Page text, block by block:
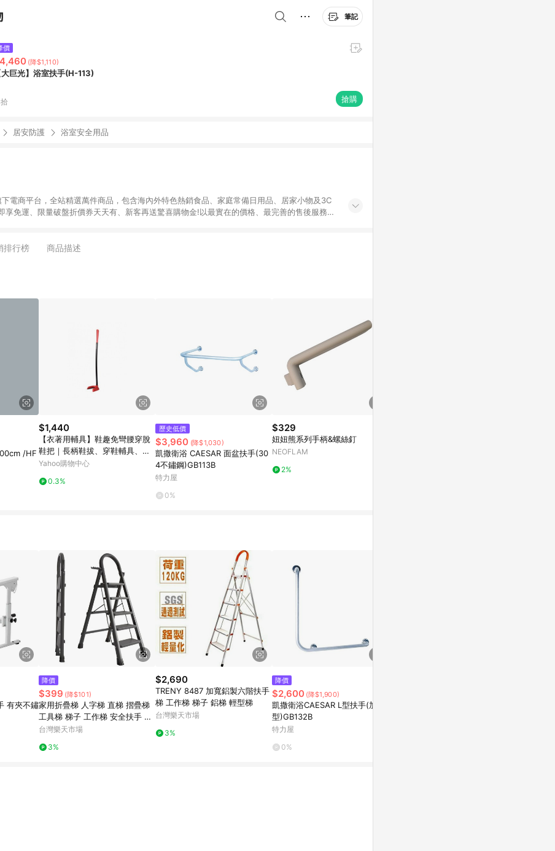
筆記
價
(降$1,110)
大巨光】浴室扶手(H-113)
搶購
居安防護 浴室安全用品
電商平台，全站精選萬件商品，包含海內外特色熱銷食品、家庭常備日用品、居家小物及3C
享免運、限量破盤折價券天天有、新客再送驚喜購物金!以最實在的價格、最完善的售後服務，
排行榜 商品描述
/HF
$1,440
【衣著用輔具】鞋趣免彎腰穿脫
鞋把｜長柄鞋拔、穿鞋輔具、銀
髮族、孕婦用品、站立鞋拔
Yahoo購物中心
0.3%
歷史低價
$3,960 (降$1,030)
凱撒衛浴 CAESAR 面盆扶手(30
4不鏽鋼)GB113B
特力屋
0%
$329
妞妞熊系列手柄&螺絲釘
NEOFLAM
2%
有夾不鏽
降價
$399 (降$101)
家用折疊梯 人字梯 直梯 摺疊梯
工具梯 梯子 工作梯 安全扶手 家
用梯【GA110】123便利屋
台灣樂天市場
3%
$2,690
TRENY 8487 加寬鋁製六階扶手
梯 工作梯 梯子 鋁梯 輕型梯
台灣樂天市場
3%
降價
$2,600 (降$1,900)
凱撒衛浴CAESAR L型扶手(加寬
型)GB132B
特力屋
0%